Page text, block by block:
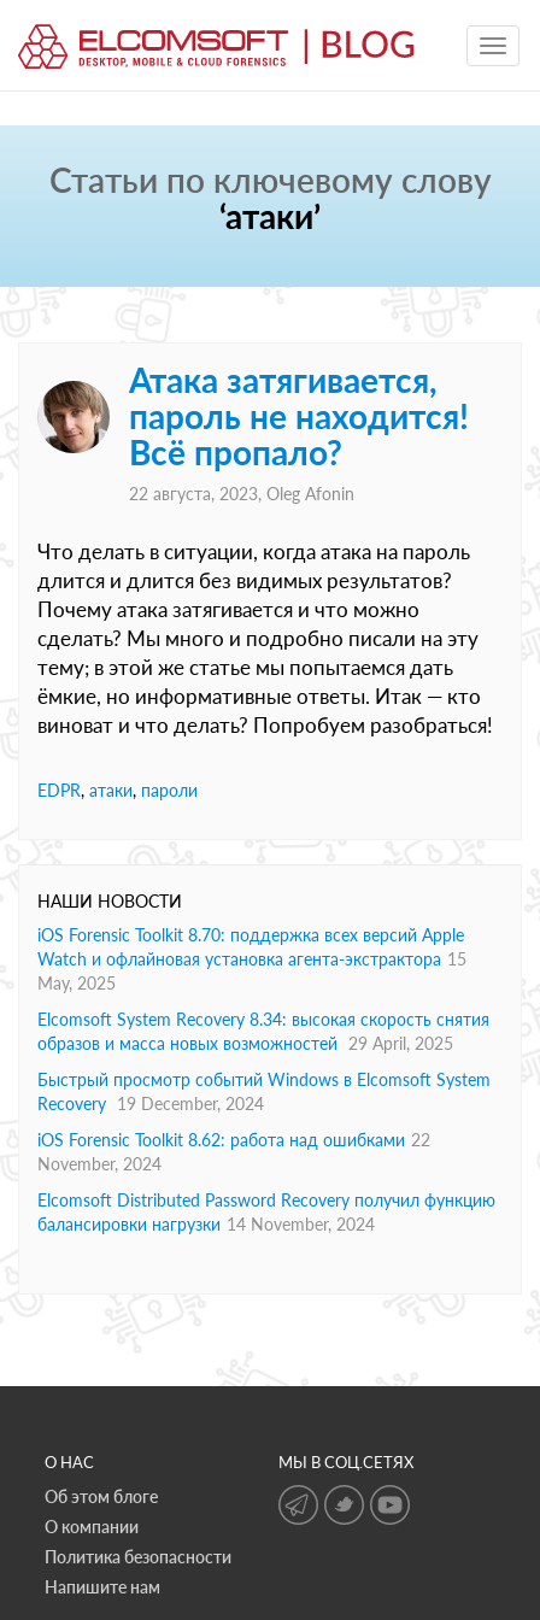
Статьи по ключевому слову
‘атаки’
Атака затягивается,
пароль не находится!
Всё пропало?
22 августа, 2023, Oleg Afonin
Что делать в ситуации, когда атака на пароль
длится и длится без видимых результатов?
Почему атака затягивается и что можно
сделать? Мы много и подробно писали на эту
тему; в этой же статье мы попытаемся дать
ёмкие, но информативные ответы. Итак — кто
виноват и что делать? Попробуем разобраться!
EDPR, атаки, пароли
НАШИ НОВОСТИ
iOS Forensic Toolkit 8.70: поддержка всех версий Apple
Watch и офлайновая установка агента-экстрактора 15
May, 2025
Elcomsoft System Recovery 8.34: высокая скорость снятия
образов и масса новых возможностей
29 April, 2025
Быстрый просмотр событий Windows в Elcomsoft System
Recovery 19 December, 2024
iOS Forensic Toolkit 8.62: работа над ошибками 22
November, 2024
Elcomsoft Distributed Password Recovery получил функцию
балансировки нагрузки 14 November, 2024
О НАС
Об этом блоге
О компании
Политика безопасности
Напишите нам
МЫ В СОЦ.СЕТЯХ